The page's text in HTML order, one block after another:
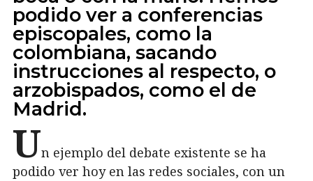
podido ver a conferencias
episcopales, como la
colombiana, sacando
instrucciones al respecto, o
arzobispados, como el de
Madrid.
Un ejemplo del debate existente se ha
podido ver hoy en las redes sociales, con un